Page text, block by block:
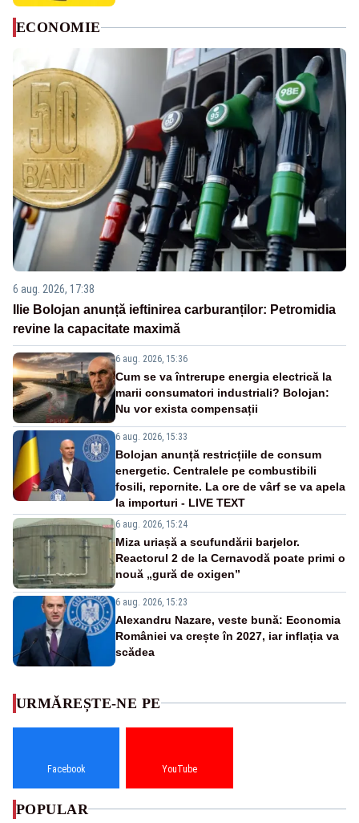
ECONOMIE
6 aug. 2026, 17:38
Ilie Bolojan anunță ieftinirea carburanților: Petromidia
revine la capacitate maximă
6 aug. 2026, 15:36
Cum se va întrerupe energia electrică la
marii consumatori industriali? Bolojan:
Nu vor exista compensații
6 aug. 2026, 15:33
Bolojan anunță restricțiile de consum
energetic. Centralele pe combustibili
fosili, repornite. La ore de vârf se va apela
la importuri - LIVE TEXT
6 aug. 2026, 15:24
Miza uriașă a scufundării barjelor.
Reactorul 2 de la Cernavodă poate primi o
nouă „gură de oxigen”
6 aug. 2026, 15:23
Alexandru Nazare, veste bună: Economia
României va crește în 2027, iar inflația va
scădea
URMĂREȘTE-NE PE
Facebook YouTube
POPULAR